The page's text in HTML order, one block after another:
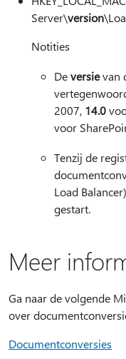
Server\version
Notities
Deversievan
2007, 14.0
voor
Tenzij de
Load
gestart.
Meer
Ga naar de volgende
over
Documentconversies